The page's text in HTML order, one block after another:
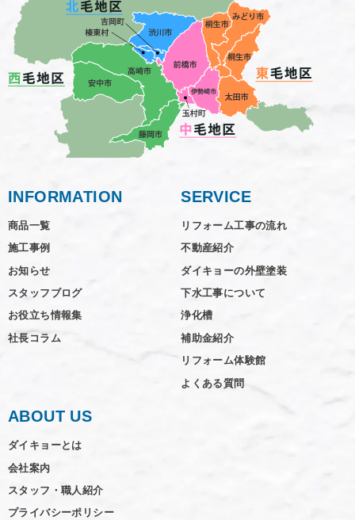
INFORMATION
商品一覧
施工事例
お知らせ
スタッフブログ
お役立ち情報集
社長コラム
SERVICE
リフォーム工事の流れ
不動産紹介
ダイキョーの外壁塗装
下水工事について
浄化槽
補助金紹介
リフォーム体験館
よくある質問
ABOUT US
ダイキョーとは
会社案内
スタッフ・職人紹介
プライバシーポリシー